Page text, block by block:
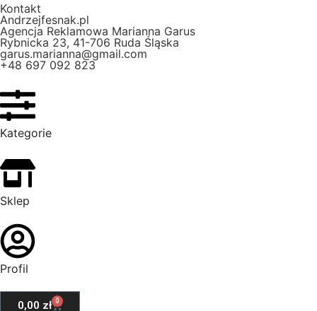
Kontakt
Andrzejfesnak.pl
Agencja Reklamowa Marianna Garus
Rybnicka 23, 41-706 Ruda Śląska
garus.marianna@gmail.com
+48 697 092 823
Kategorie
Sklep
Profil
0,00 zł 0